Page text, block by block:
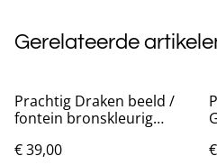
Gerelateerde
Prachtig Draken beeld /
fontein bronskleurig
€ 39,00